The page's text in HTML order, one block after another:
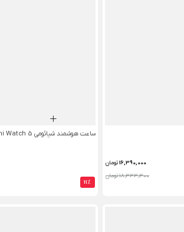
16,390,000تومان
18,333,300 تومان
ساعت هوشمند شیائومی Redmi Watch 5 (نسخه گلوبال)
11%